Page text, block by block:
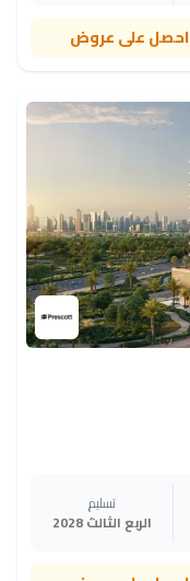
احصل على عروض
تسليم
الربع الثالث 2028